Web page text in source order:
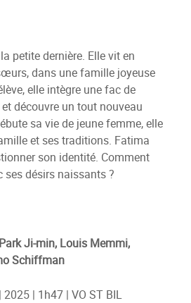
petite dernière. Elle vit en
dans une famille joyeuse
elle intègre une fac de
découvre un tout nouveau
sa vie de jeune femme, elle
et ses traditions. Fatima
son identité. Comment
désirs naissants ?
Ji-min, Louis Memmi,
Schiffman
| 1h47 | VO ST BIL